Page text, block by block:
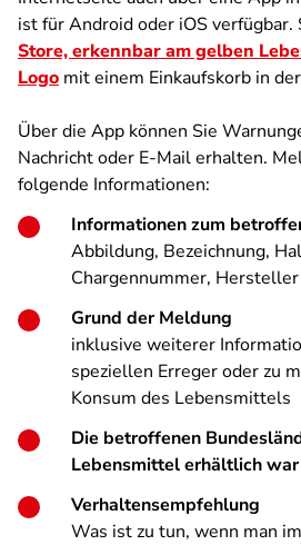
ist für Android oder iOS verfügbar.
Store, erkennbar am gelben
Logo mit einem Einkaufskorb in
Über die App können Sie
Nachricht oder E-Mail erhalten.
folgende Informationen:
Informationen zum
Abbildung, Bezeichnung,
Chargennummer, Hersteller
Grund der Meldung
inklusive weiterer
speziellen Erreger oder zu
Konsum des Lebensmittels
Die betroffenen
Lebensmittel erhältlich war
Verhaltensempfehlung
Was ist zu tun, wenn man